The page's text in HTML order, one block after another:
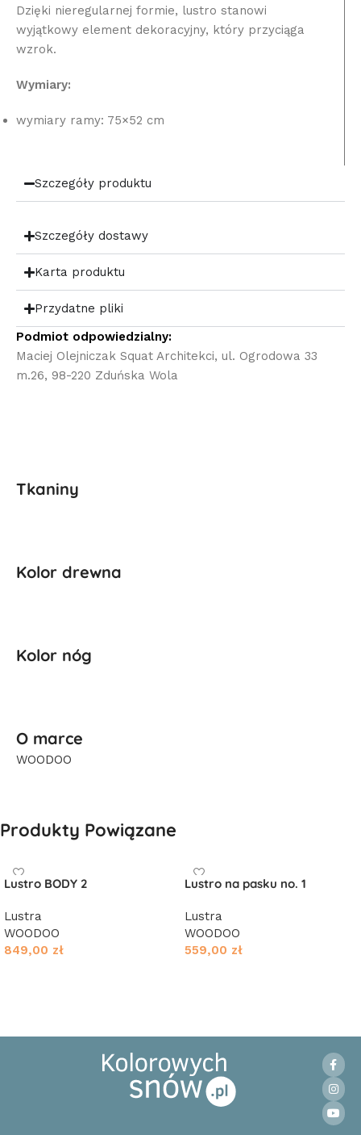
Dzięki nieregularnej formie, lustro stanowi
wyjątkowy element dekoracyjny, który przyciąga
wzrok.
Wymiary:
wymiary ramy: 75×52 cm
Szczegóły produktu
Szczegóły dostawy
Karta produktu
Przydatne pliki
Podmiot odpowiedzialny:
Maciej Olejniczak Squat Architekci, ul. Ogrodowa 33
m.26, 98-220 Zduńska Wola
Tkaniny
Kolor drewna
Kolor nóg
O marce
WOODOO
Produkty Powiązane
Lustro BODY 2
Lustra
WOODOO
849,00 zł
Lustro na pasku no. 1
Lustra
WOODOO
559,00 zł